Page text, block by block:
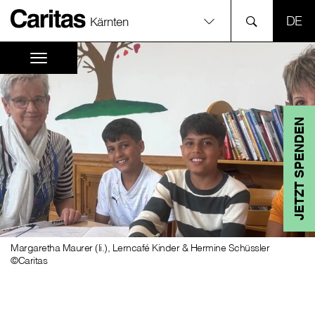
Kärnten
JETZT SPENDEN
Margaretha Maurer (li.), Lerncafé Kinder & Hermine Schüssler
©Caritas